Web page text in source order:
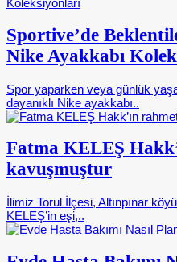
Sportive’de
Nike Ayakkabı
Spor yaparken veya günlük
dayanıklı Nike ayakkabı..
Fatma KELEŞ
kavuşmuştur
İlimiz Torul İlçesi, Altınpınar
KELEŞ’in eşi,..